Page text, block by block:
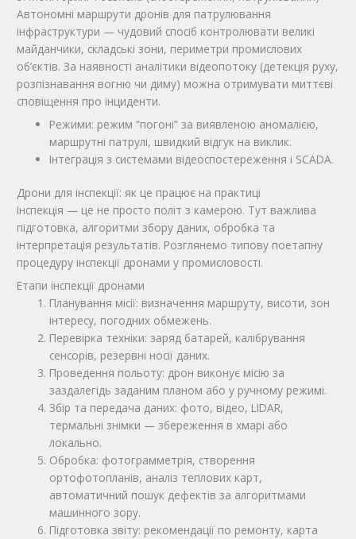
Автономні маршрути дронів для патрулювання
інфраструктури — чудовий спосіб контролювати великі
майданчики, складські зони, периметри промислових
об’єктів. За наявності аналітики відеопотоку (детекція руху,
розпізнавання вогню чи диму) можна отримувати миттєві
сповіщення про інциденти.
Режими: режим “погоні” за виявленою аномалією,
маршрутні патрулі, швидкий відгук на виклик.
Інтеграція з системами відеоспостереження і SCADA.
Дрони для інспекції: як це працює на практиці
Інспекція — це не просто політ з камерою. Тут важлива
підготовка, алгоритми збору даних, обробка та
інтерпретація результатів. Розглянемо типову поетапну
процедуру інспекції дронами у промисловості.
Етапи інспекції дронами
Планування місії: визначення маршруту, висоти, зон
інтересу, погодних обмежень.
Перевірка техніки: заряд батарей, калібрування
сенсорів, резервні носії даних.
Проведення польоту: дрон виконує місію за
заздалегідь заданим планом або у ручному режимі.
Збір та передача даних: фото, відео, LIDAR,
термальні знімки — збереження в хмарі або
локально.
Обробка: фотограмметрія, створення
ортофотопланів, аналіз теплових карт,
автоматичний пошук дефектів за алгоритмами
машинного зору.
Підготовка звіту: рекомендації по ремонту, карта